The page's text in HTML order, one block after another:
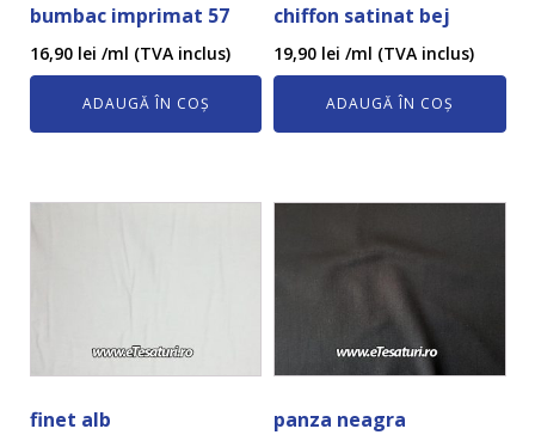
bumbac imprimat 57
16,90 lei /ml (TVA inclus)
ADAUGĂ ÎN COȘ
chiffon satinat bej
19,90 lei /ml (TVA inclus)
ADAUGĂ ÎN COȘ
finet alb panza neagra